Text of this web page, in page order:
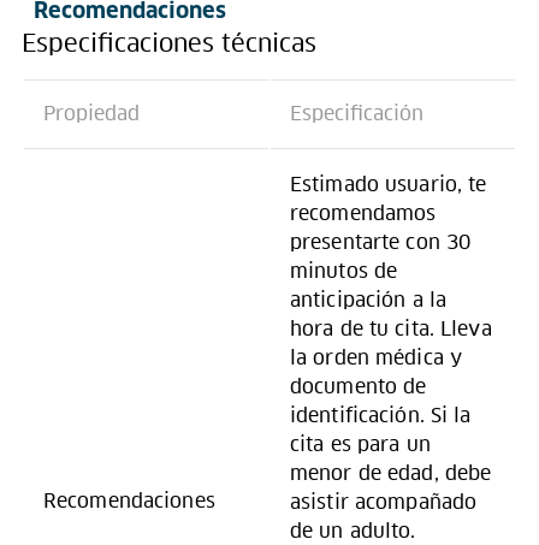
Recomendaciones
Especificaciones técnicas
Propiedad Especificación
Recomendaciones
Estimado usuario, te
recomendamos
presentarte con 30
minutos de
anticipación a la
hora de tu cita. Lleva
la orden médica y
documento de
identificación. Si la
cita es para un
menor de edad, debe
asistir acompañado
de un adulto.